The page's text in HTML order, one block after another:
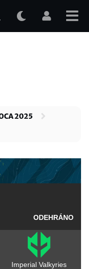
2025
ODEHRÁNO
Imperial Valkyries